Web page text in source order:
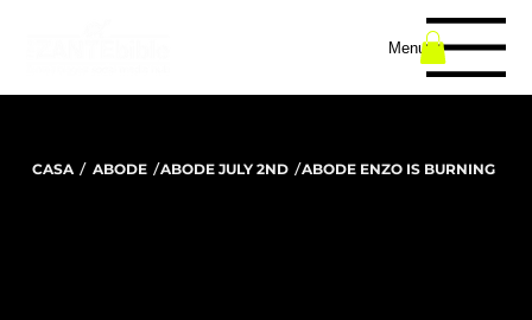
Menu
CASA / ABODE /ABODE JULY 2ND /ABODE ENZO IS BURNING